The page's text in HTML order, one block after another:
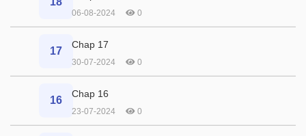
06-08-2024 0
17
Chap 17
30-07-2024 0
16
Chap 16
23-07-2024 0